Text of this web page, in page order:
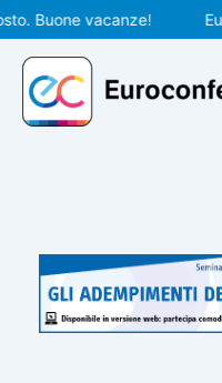
Vai
al
contenuto
vacanze!